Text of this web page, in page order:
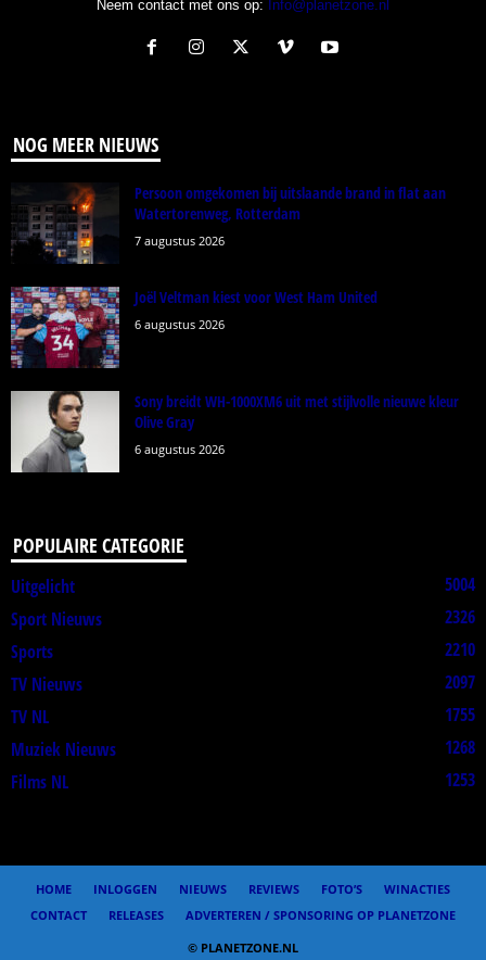
Neem contact met ons op: Info@planetzone.nl
NOG MEER NIEUWS
Persoon omgekomen bij uitslaande brand in flat aan
Watertorenweg, Rotterdam
7 augustus 2026
Joël Veltman kiest voor West Ham United
6 augustus 2026
Sony breidt WH-1000XM6 uit met stijlvolle nieuwe kleur
Olive Gray
6 augustus 2026
POPULAIRE CATEGORIE
Uitgelicht
5004
Sport Nieuws
2326
Sports
2210
TV Nieuws
2097
TV NL
1755
Muziek Nieuws
1268
Films NL
1253
HOME INLOGGEN NIEUWS REVIEWS FOTO’S
WINACTIES
CONTACT
RELEASES
ADVERTEREN / SPONSORING OP PLANETZONE
© PLANETZONE.NL